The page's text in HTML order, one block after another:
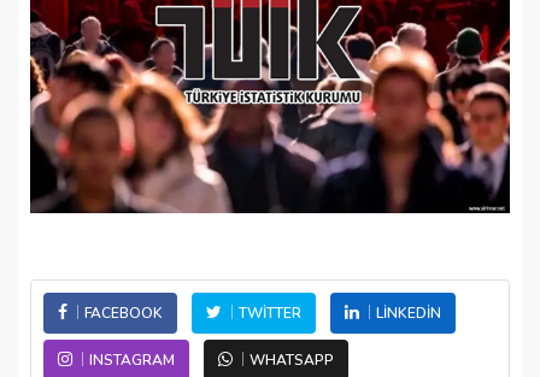
FACEBOOK TWITTER LINKEDIN
INSTAGRAM WHATSAPP